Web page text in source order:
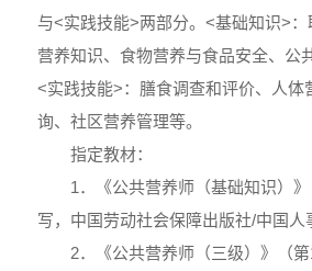
与<实践技能>两部分。<基础知识>
营养知识、食物营养与食品安全、公
<实践技能>：膳食调查和评价、人
询、社区营养管理等。
指定教材：
1．《公共营养师（基础知识）
写，中国劳动社会保障出版社/中国人
2．《公共营养师（三级）》（